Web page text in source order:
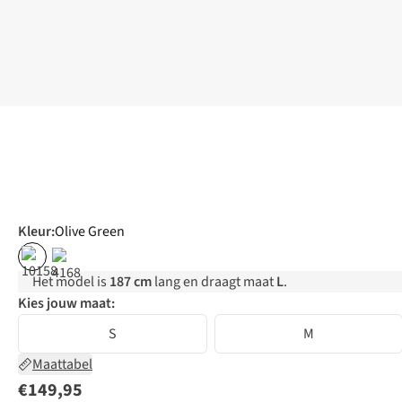
Kleur:Olive Green
Het model is 187 cmlang en draagt maatL.
Kies jouw maat:
S
M
Maattabel
€149,95